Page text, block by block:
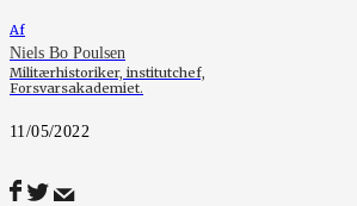
Af
Niels Bo Poulsen
Militærhistoriker, institutchef,
Forsvarsakademiet.
11/05/2022